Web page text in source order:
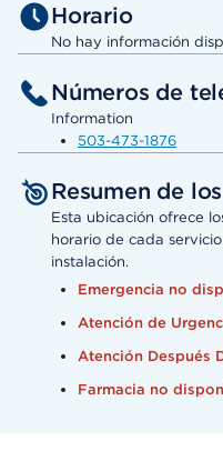
Horario
No hay información
Números de
Information
503-473-1876
Resumen de
Esta ubicación ofrece
horario de cada
instalación.
Emergencia no
Atención de
Atención Después
Farmacia no